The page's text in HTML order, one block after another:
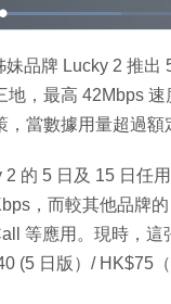
載
入
:
1
.
4
0
%
妹品牌 Lucky 2 推出
地，最高 42Mbps
，當數據用量超過額
2 的 5 日及 15 日任
，而較其他品牌
等應用。現時，這
(5 日版）/ HK$75